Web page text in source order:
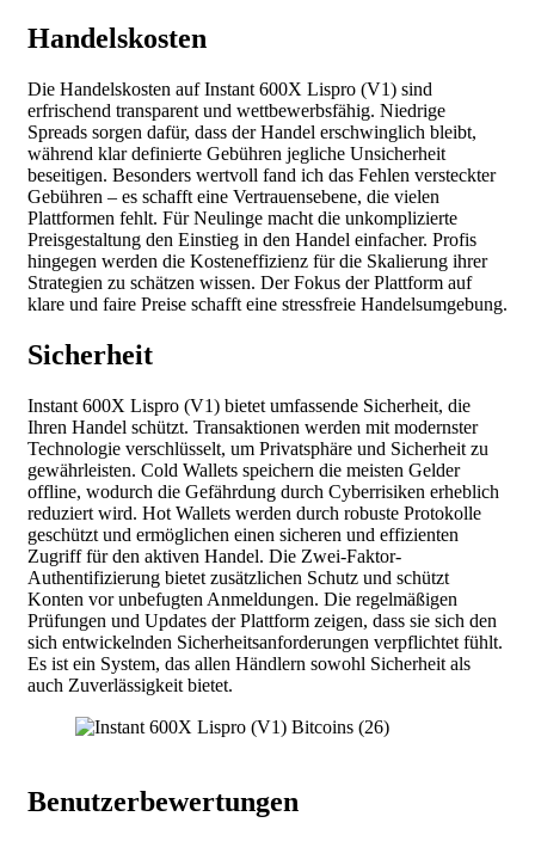
Handelskosten
Die Handelskosten auf Instant 600X Lispro (V1) sind
erfrischend transparent und wettbewerbsfähig. Niedrige
Spreads sorgen dafür, dass der Handel erschwinglich bleibt,
während klar definierte Gebühren jegliche Unsicherheit
beseitigen. Besonders wertvoll fand ich das Fehlen versteckter
Gebühren – es schafft eine Vertrauensebene, die vielen
Plattformen fehlt. Für Neulinge macht die unkomplizierte
Preisgestaltung den Einstieg in den Handel einfacher. Profis
hingegen werden die Kosteneffizienz für die Skalierung ihrer
Strategien zu schätzen wissen. Der Fokus der Plattform auf
klare und faire Preise schafft eine stressfreie Handelsumgebung.
Sicherheit
Instant 600X Lispro (V1) bietet umfassende Sicherheit, die
Ihren Handel schützt. Transaktionen werden mit modernster
Technologie verschlüsselt, um Privatsphäre und Sicherheit zu
gewährleisten. Cold Wallets speichern die meisten Gelder
offline, wodurch die Gefährdung durch Cyberrisiken erheblich
reduziert wird. Hot Wallets werden durch robuste Protokolle
geschützt und ermöglichen einen sicheren und effizienten
Zugriff für den aktiven Handel. Die Zwei-Faktor-
Authentifizierung bietet zusätzlichen Schutz und schützt
Konten vor unbefugten Anmeldungen. Die regelmäßigen
Prüfungen und Updates der Plattform zeigen, dass sie sich den
sich entwickelnden Sicherheitsanforderungen verpflichtet fühlt.
Es ist ein System, das allen Händlern sowohl Sicherheit als
auch Zuverlässigkeit bietet.
Benutzerbewertungen